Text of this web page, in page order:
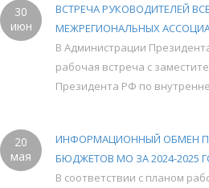
30
июн
ВСТРЕЧА РУКОВОДИТЕЛЕЙ
МЕЖРЕГИОНАЛЬНЫХ
В Администрации
рабочая встреча с
Президента РФ по
20
мая
ИНФОРМАЦИОННЫЙ ОБМЕН
БЮДЖЕТОВ МО ЗА 2024-2025
В соответствии с планом